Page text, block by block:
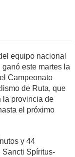
equipo nacional
este martes la
Campeonato
de Ruta, que
la provincia de
el próximo
y 44
Sancti Spíritus-